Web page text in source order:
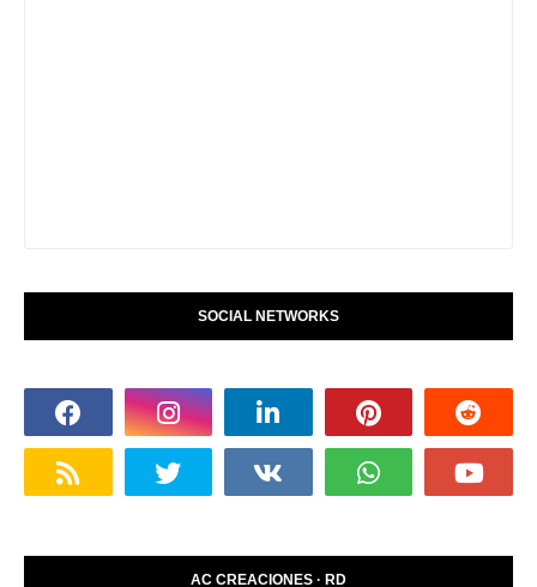
SOCIAL NETWORKS
AC CREACIONES · RD